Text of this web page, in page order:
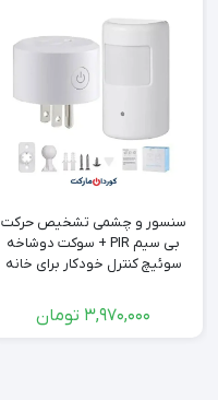
سنسور و چشمی تشخیص حرکت
بی سیم PIR + سوکت دوشاخه
سوئیچ کنترل خودکار برای خانه
3,970,000 تومان